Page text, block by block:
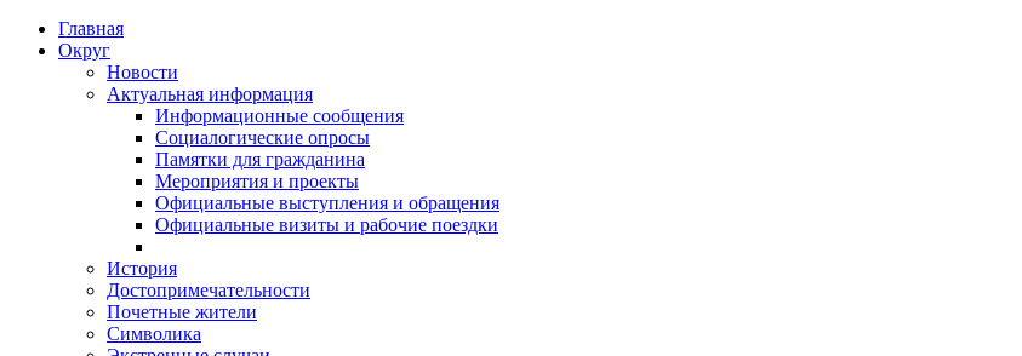
Главная
Округ
Новости
Актуальная информация
Информационные сообщения
Социалогические опросы
Памятки для гражданина
Мероприятия и проекты
Официальные выступления и обращения
Официальные визиты и рабочие поездки
История
Достопримечательности
Почетные жители
Символика